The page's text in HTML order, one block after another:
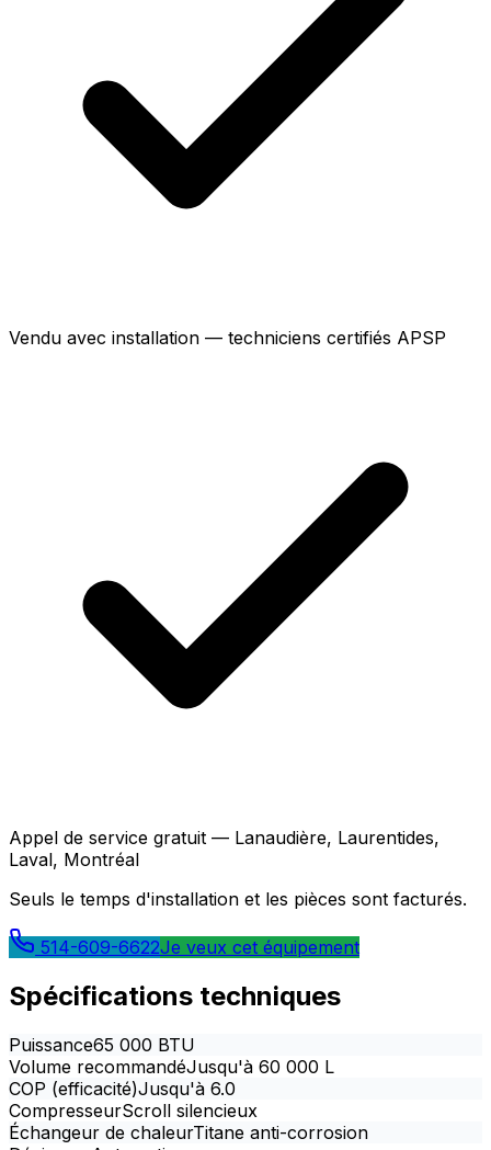
Vendu avec installation — techniciens certifiés APSP
Appel de service gratuit — Lanaudière, Laurentides,
Laval, Montréal
Seuls le temps d'installation et les pièces sont facturés.
514-609-6622Je veux cet équipement
Spécifications techniques
Puissance65 000 BTU
Volume recommandéJusqu'à 60 000 L
COP (efficacité)Jusqu'à 6.0
CompresseurScroll silencieux
Échangeur de chaleurTitane anti-corrosion